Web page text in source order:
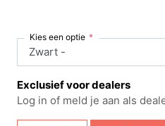
Kies een optie
Exclusief voor dealers
Log in of meld je aan als